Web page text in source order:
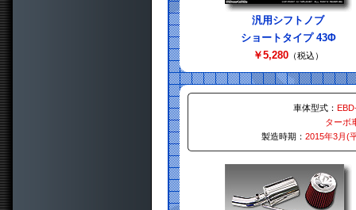
汎用シフトノブ
ショートタイプ 43Φ
￥5,280 （税込）
車体型式：
ターボ
製造時期： 2015年3月(